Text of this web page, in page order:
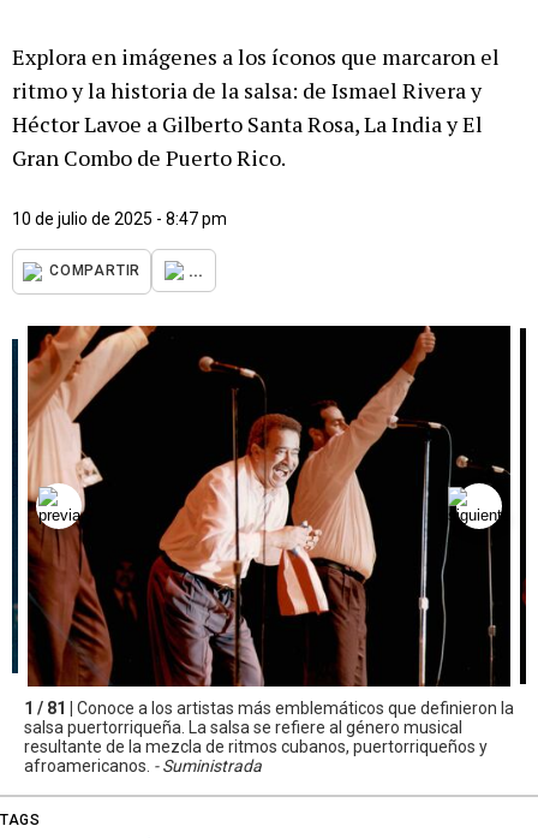
Explora en imágenes a los íconos que marcaron el
ritmo y la historia de la salsa: de Ismael Rivera y
Héctor Lavoe a Gilberto Santa Rosa, La India y El
Gran Combo de Puerto Rico.
10 de julio de 2025 - 8:47 pm
COMPARTIR ...
1 / 81 | Conoce a los artistas más emblemáticos que definieron la
salsa puertorriqueña. La salsa se refiere al género musical
resultante de la mezcla de ritmos cubanos, puertorriqueños y
afroamericanos. - Suministrada
TAGS